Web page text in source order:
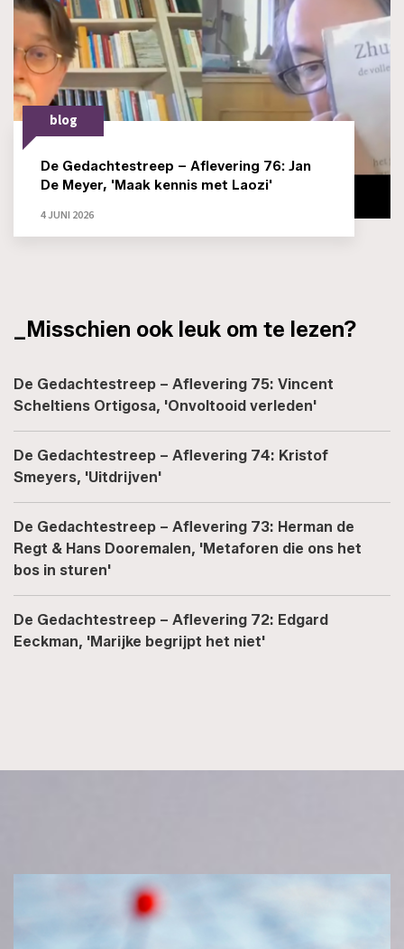
blog
De Gedachtestreep – Aflevering 76: Jan
De Meyer, 'Maak kennis met Laozi'
4 JUNI 2026
_Misschien ook leuk om te lezen?
De Gedachtestreep – Aflevering 75: Vincent
Scheltiens Ortigosa, 'Onvoltooid verleden'
De Gedachtestreep – Aflevering 74: Kristof
Smeyers, 'Uitdrijven'
De Gedachtestreep – Aflevering 73: Herman de
Regt & Hans Dooremalen, 'Metaforen die ons het
bos in sturen'
De Gedachtestreep – Aflevering 72: Edgard
Eeckman, 'Marijke begrijpt het niet'